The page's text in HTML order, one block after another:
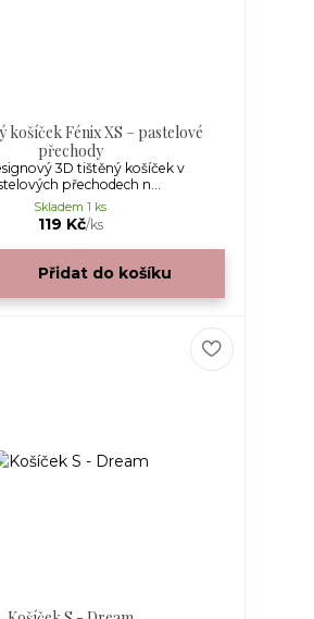
košíček Fénix XS – pastelové
přechody
3D tištěný košíček v
přechodech n...
119 Kč/ks
Skladem 1 ks
Přidat do košíku